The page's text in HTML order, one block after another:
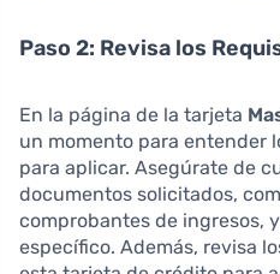
Paso 2: Revisa los
En la página de la tarjeta
un momento para entender
para aplicar. Asegúrate de
documentos solicitados,
comprobantes de ingresos,
específico. Además, revisa